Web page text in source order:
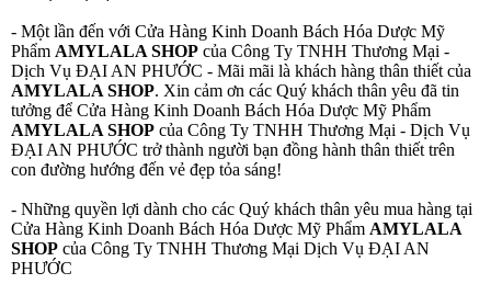
- Một lần đến với Cửa Hàng Kinh Doanh Bách Hóa Dược Mỹ
Phẩm AMYLALA SHOP của Công Ty TNHH Thương Mại -
Dịch Vụ ĐẠI AN PHƯỚC - Mãi mãi là khách hàng thân thiết của
AMYLALA SHOP . Xin cảm ơn các Quý khách thân yêu đã tin
tưởng để Cửa Hàng Kinh Doanh Bách Hóa Dược Mỹ Phẩm
AMYLALA SHOP của Công Ty TNHH Thương Mại - Dịch Vụ
ĐẠI AN PHƯỚC trở thành người bạn đồng hành thân thiết trên
con đường hướng đến vẻ đẹp tỏa sáng!
- Những quyền lợi dành cho các Quý khách thân yêu mua hàng tại
Cửa Hàng Kinh Doanh Bách Hóa Dược Mỹ Phẩm AMYLALA
SHOP của Công Ty TNHH Thương Mại Dịch Vụ ĐẠI AN
PHƯỚC